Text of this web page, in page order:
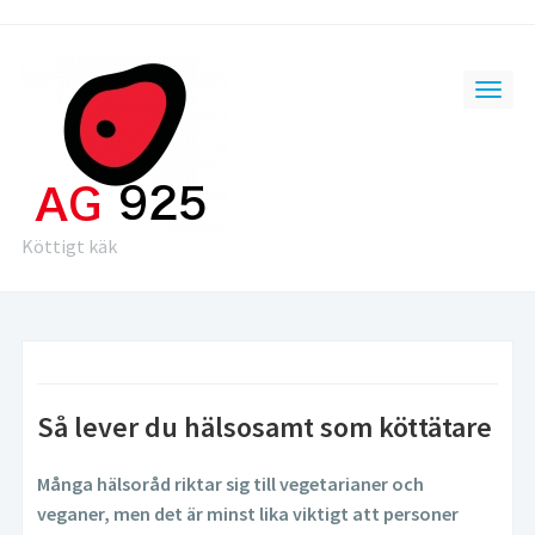
Köttigt käk
Så lever du hälsosamt som köttätare
Många hälsoråd riktar sig till vegetarianer och
veganer, men det är minst lika viktigt att personer